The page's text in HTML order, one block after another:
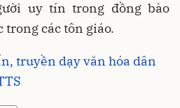
uy tín trong đồng bào
trong các tôn giáo.
truyền dạy văn hóa dân